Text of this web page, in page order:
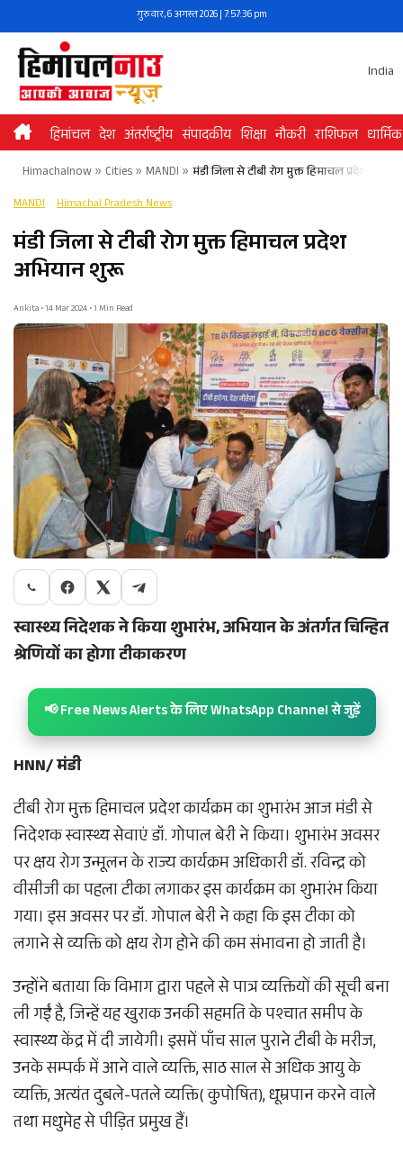
to
content
गुरुवार, 6 अगस्त 2026 | 7:57:36 pm
India
हिमांचल देश अंतर्राष्ट्रीय संपादकीय शिक्षा नौकरी राशिफल धार्मिक
Himachalnow» Cities» MANDI » मंडी जिला से टीबी रोग मुक्त हिमाचल प्रदेश
MANDI Himachal Pradesh News
मंडी जिला से टीबी रोग मुक्त हिमाचल प्रदेश
अभियान शुरू
Ankita • 14 Mar 2024 • 1 Min Read
स्वास्थ्य निदेशक ने किया शुभारंभ, अभियान के अंतर्गत चिन्हित
श्रेणियों का होगा टीकाकरण
📢 Free News Alerts के लिए WhatsApp Channel से जुड़ें
HNN/ मंडी
टीबी रोग मुक्त हिमाचल प्रदेश कार्यक्रम का शुभारंभ आज मंडी से
निदेशक स्वास्थ्य सेवाएं डॉ. गोपाल बेरी ने किया। शुभारंभ अवसर
पर क्षय रोग उन्मूलन के राज्य कार्यक्रम अधिकारी डॉ. रविन्द्र को
वीसीजी का पहला टीका लगाकर इस कार्यक्रम का शुभारंभ किया
गया। इस अवसर पर डॉ. गोपाल बेरी ने कहा कि इस टीका को
लगाने से व्यक्ति को क्षय रोग होने की कम संभावना हो जाती है।
उन्होंने बताया कि विभाग द्वारा पहले से पात्र व्यक्तियों की सूची बना
ली गईं है, जिन्हें यह खुराक उनकी सहमति के पश्चात समीप के
स्वास्थ्य केंद्र में दी जायेगी। इसमें पाँच साल पुराने टीबी के मरीज,
उनके सम्पर्क में आने वाले व्यक्ति, साठ साल से अधिक आयु के
व्यक्ति, अत्यंत दुबले-पतले व्यक्ति( कुपोषित), धूम्रपान करने वाले
तथा मधुमेह से पीड़ित प्रमुख हैं।